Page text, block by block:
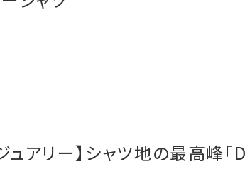
ュアリー】シャツ地の最高峰